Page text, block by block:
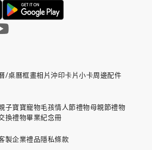
/桌曆框畫相片沖印卡片小卡周邊配件
子寶寶寵物毛孩情人節禮物母親節禮物
換禮物畢業紀念冊
製企業禮品隱私條款